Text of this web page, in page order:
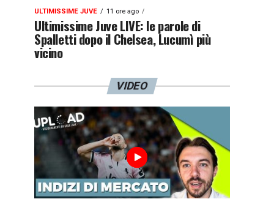
ULTIMISSIME JUVE 11 ore ago
Ultimissime Juve LIVE: le parole di
Spalletti dopo il Chelsea, Lucumì più
vicino
VIDEO